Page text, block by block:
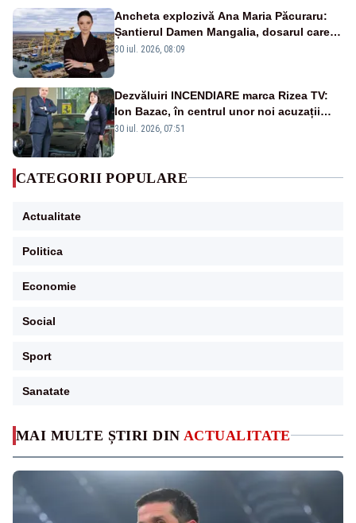
MAI MULTE ȘTIRI DIN ACTUALITATE
Ancheta explozivă Ana Maria Păcuraru:
Șantierul Damen Mangalia, dosarul care
scufundă apărarea României
30 iul. 2026, 08:09
Dezvăluiri INCENDIARE marca Rizea TV:
Ion Bazac, în centrul unor noi acuzații
publice
30 iul. 2026, 07:51
CATEGORII POPULARE
Actualitate
Politica
Economie
Social
Sport
Sanatate